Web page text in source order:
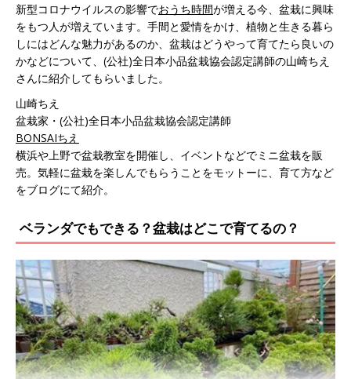
新型コロナウイルスの影響でおうち時間が増える今、盆栽に興味
をもつ人が増えています。手間と愛情をかけ、植物と生きる暮ら
しにはどんな魅力があるのか、盆栽はどうやって育てたら良いの
かなどについて、(公社)全日本小品盆栽協会認定講師の山崎ちえ
さんに紹介してもらいました。
山崎ちえ
盆栽家・(公社)全日本小品盆栽協会認定講師
BONSAIちえ
横浜や上野で盆栽教室を開催し、イベントなどでミニ盆栽を販
売。気軽に盆栽を楽しんでもらうことをモットーに、育て方など
をブログにて紹介。
ベランダでもできる？盆栽はどこで育てるの？